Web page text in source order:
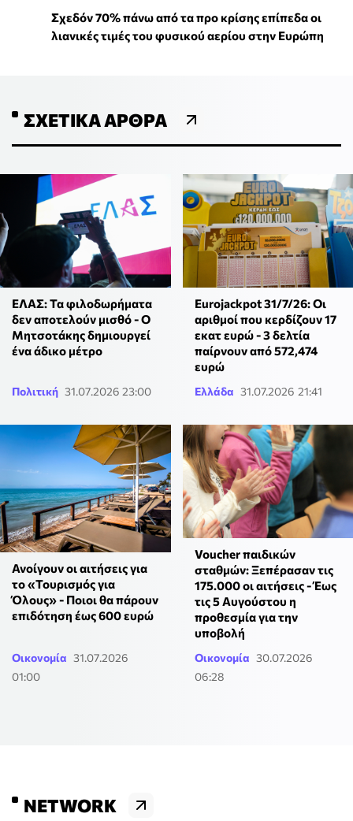
Σχεδόν 70% πάνω από τα προ κρίσης επίπεδα οι
λιανικές τιμές του φυσικού αερίου στην Ευρώπη
ΣΧΕΤΙΚΆ ΆΡΘΡΑ
ΕΛΑΣ: Τα φιλοδωρήματα
δεν αποτελούν μισθό - Ο
Μητσοτάκης δημιουργεί
ένα άδικο μέτρο
Πολιτική 31.07.2026 23:00
Eurojackpot 31/7/26: Οι
αριθμοί που κερδίζουν 17
εκατ ευρώ - 3 δελτία
παίρνουν από 572,474
ευρώ
Ελλάδα 31.07.2026 21:41
Ανοίγουν οι αιτήσεις για
το «Τουρισμός για
Όλους» - Ποιοι θα πάρουν
επιδότηση έως 600 ευρώ
Οικονομία 31.07.2026
01:00
Voucher παιδικών
σταθμών: Ξεπέρασαν τις
175.000 οι αιτήσεις - Έως
τις 5 Αυγούστου η
προθεσμία για την
υποβολή
Οικονομία 30.07.2026
06:28
NETWORK